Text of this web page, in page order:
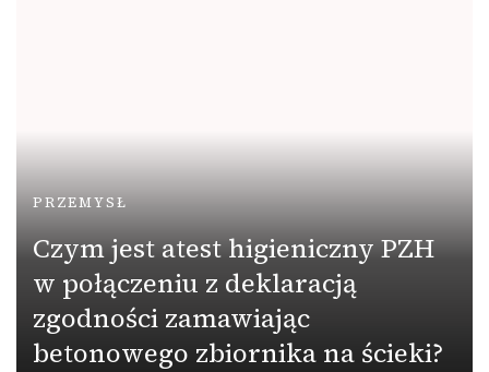
PRZEMYSŁ
Czym jest atest higieniczny PZH
w połączeniu z deklaracją
zgodności zamawiając
betonowego zbiornika na ścieki?